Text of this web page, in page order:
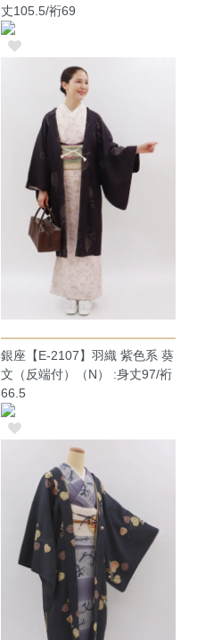
丈105.5/裄69
銀座【E-2107】羽織 紫色系 葵
文（反端付）（N） :身丈97/裄
66.5